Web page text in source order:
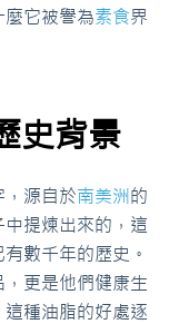
它被譽為素食界
史背景
，源自於南美洲的
提煉出來的，這
數千年的歷史。
更是他們健康生
種油脂的好處逐